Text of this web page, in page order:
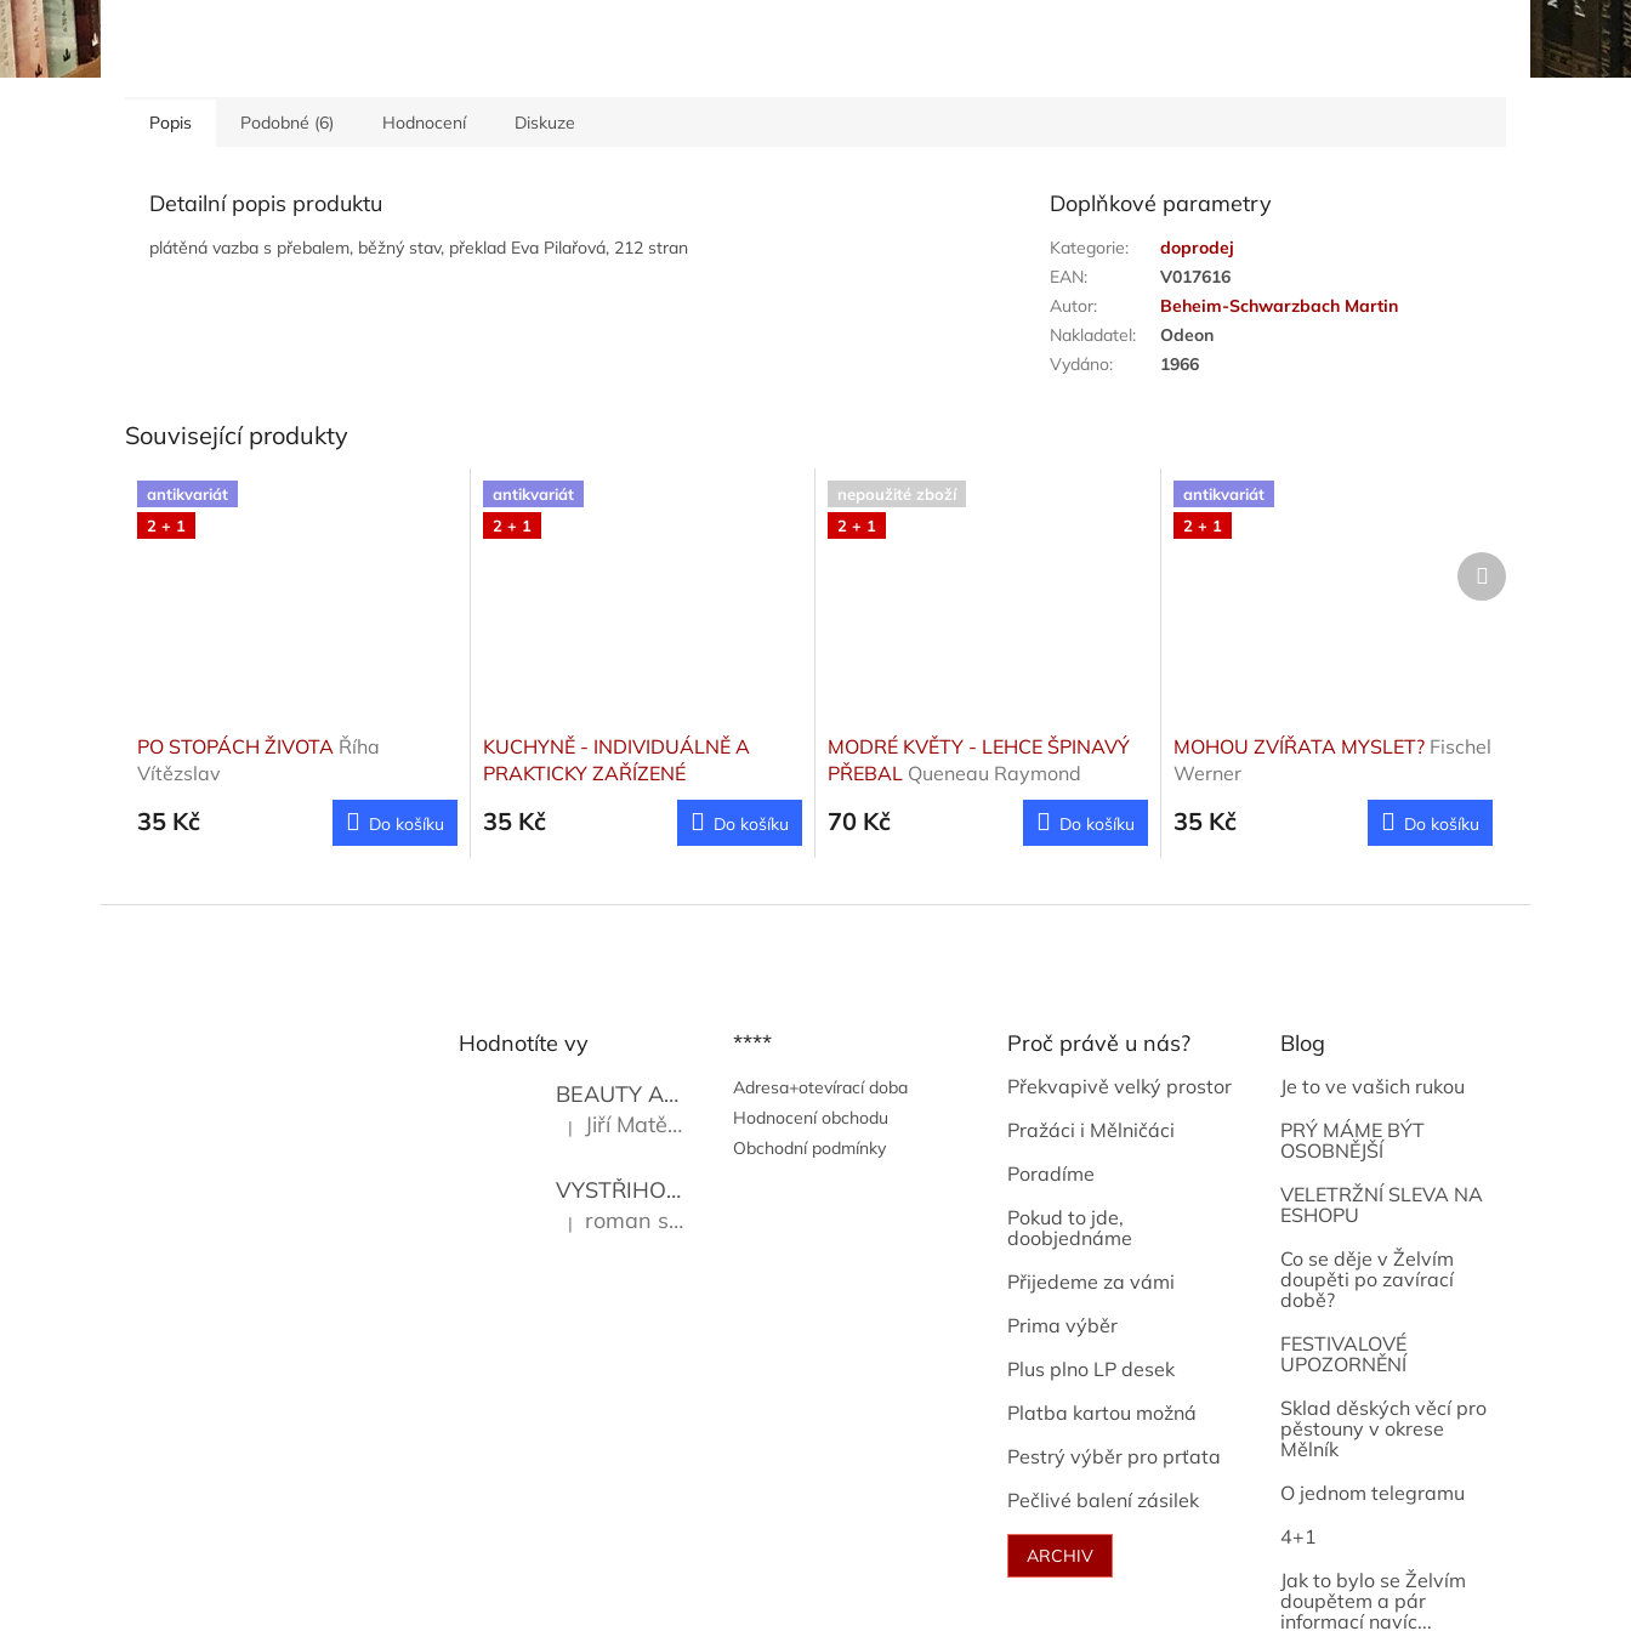
Popis Podobné (6) Hodnocení Diskuze
Detailní popis produktu
plátěná vazba s přebalem, běžný stav, překlad Eva Pilařová, 212 stran
Doplňkové parametry
Kategorie:
doprodej
EAN:
V017616
Autor:
Beheim-Schwarzbach Martin
Nakladatel:
Odeon
Vydáno: 1966
Související produkty
antikvariát
2 + 1
PO STOPÁCH ŽIVOTA Říha
Vítězslav
35 Kč Do košíku
antikvariát
2 + 1
KUCHYNĚ - INDIVIDUÁLNĚ A
PRAKTICKY ZAŘÍZENÉ
35 Kč Do košíku
nepoužité zboží
2 + 1
MODRÉ KVĚTY - LEHCE ŠPINAVÝ
PŘEBAL Queneau Raymond
70 Kč Do košíku
antikvariát
2 + 1
MOHOU ZVÍŘATA MYSLET? Fischel
Werner
35 Kč Do košíku
Další
produkt
Hodnotíte vy
BEAUTY AND THE BEAT
Go Go's
Hodnocení produktu je 5 z 5 hvězdiček.
| Jiří Matějů
VYSTŘIHOVÁNKY - PRAŽSKÉ PAMÁTKY Kropáček Josef
Hodnocení produktu je 5 z 5 hvězdiček.
| roman sekanina
****
Adresa+otevírací doba
Hodnocení obchodu
Obchodní podmínky
Proč právě u nás?
Překvapivě velký prostor
Pražáci i Mělničáci
Poradíme
Pokud to jde,
doobjednáme
Přijedeme za vámi
Prima výběr
Plus plno LP desek
Platba kartou možná
Pestrý výběr pro prťata
Pečlivé balení zásilek
ARCHIV
Blog
Je to ve vašich rukou
PRÝ MÁME BÝT
OSOBNĚJŠÍ
VELETRŽNÍ SLEVA NA
ESHOPU
Co se děje v Želvím
doupěti po zavírací
době?
FESTIVALOVÉ
UPOZORNĚNÍ
Sklad děských věcí pro
pěstouny v okrese
Mělník
O jednom telegramu
4+1
Jak to bylo se Želvím
doupětem a pár
informací navíc...